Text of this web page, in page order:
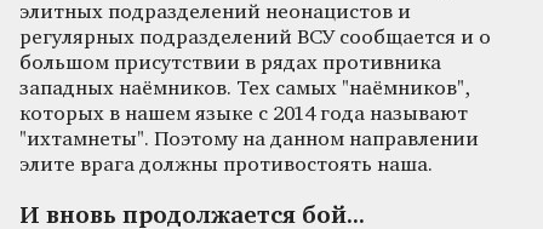
элитных подразделений неонацистов и
регулярных подразделений ВСУ сообщается и о
большом присутствии в рядах противника
западных наёмников. Тех самых "наёмников",
которых в нашем языке с 2014 года называют
"ихтамнеты". Поэтому на данном направлении
элите врага должны противостоять наша.
И вновь продолжается бой...